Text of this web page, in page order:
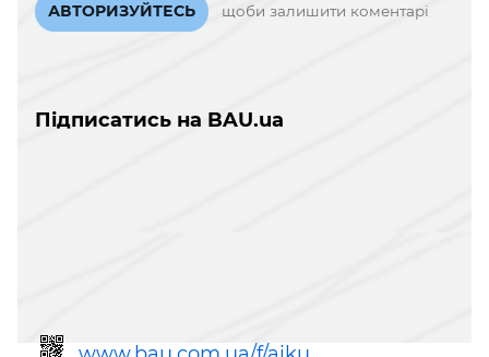
АВТОРИЗУЙТЕСЬ щоби залишити коментарі
Підписатись на BAU.ua